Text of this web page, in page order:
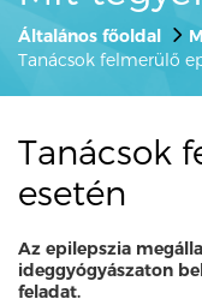
Általános főoldal
Tanácsok felmerülő
Tanácsok
esetén
Az epilepszia
ideggyógyászaton
feladat.